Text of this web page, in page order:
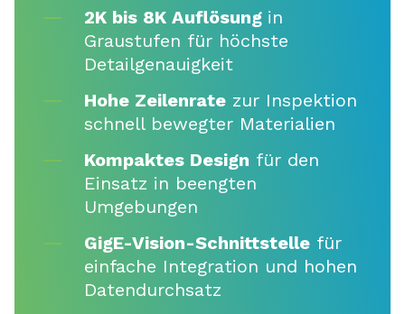
2K bis 8K Auflösung in
Graustufen für höchste
Detailgenauigkeit
Hohe Zeilenrate zur Inspektion
schnell bewegter Materialien
Kompaktes Design für den
Einsatz in beengten
Umgebungen
GigE-Vision-Schnittstelle für
einfache Integration und hohen
Datendurchsatz